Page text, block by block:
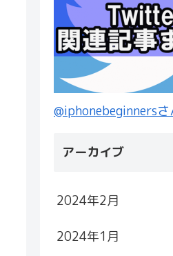
@iphonebeginners
アーカイブ
2024年2月
2024年1月